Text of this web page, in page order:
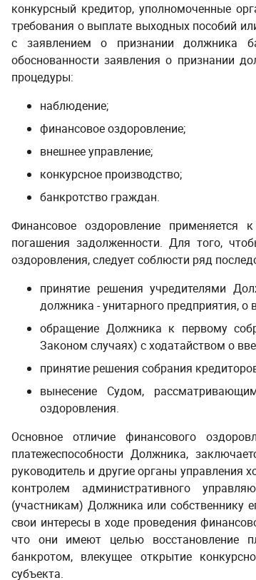
конкурсный кредитор, уполномоченные
требования о выплате выходных пособий
с заявлением о признании должника
обоснованности заявления о признании
процедуры:
наблюдение;
финансовое оздоровление;
внешнее управление;
конкурсное производство;
банкротство граждан.
Финансовое оздоровление применяется
погашения задолженности. Для того,
оздоровления, следует соблюсти ряд
принятие решения учредителями
должника - унитарного предприятия,
обращение Должника к первому
Законом случаях) с ходатайством о
принятие решения собрания
вынесение Судом,
оздоровления.
Основное отличие финансового
платежеспособности Должника,
руководитель и другие органы
контролем административного
(участникам) Должника или собственнику
свои интересы в ходе проведения
что они имеют целью восстановление
банкротом, влекущее открытие
субъекта.